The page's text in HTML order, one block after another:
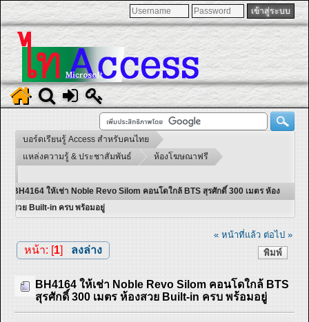
บอร์ดเรียนรู้ Access สำหรับคนไทย
แหล่งความรู้ & ประชาสัมพันธ์
ห้องโฆษณาฟรี
BH4164 ให้เช่า Noble Revo Silom คอนโดใกล้ BTS สุรศักดิ์ 300 เมตร ห้อง
สวย Built-in ครบ พร้อมอยู่
« หน้าที่แล้ว ต่อไป »
พิมพ์
หน้า: [1] ลงล่าง
BH4164 ให้เช่า Noble Revo Silom คอนโดใกล้ BTS
สุรศักดิ์ 300 เมตร ห้องสวย Built-in ครบ พร้อมอยู่